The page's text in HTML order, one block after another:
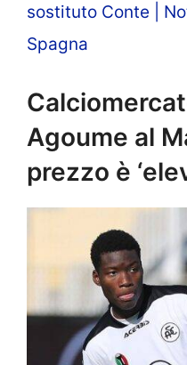
sostituto Conte |
Spagna
Agoume al
prezzo è